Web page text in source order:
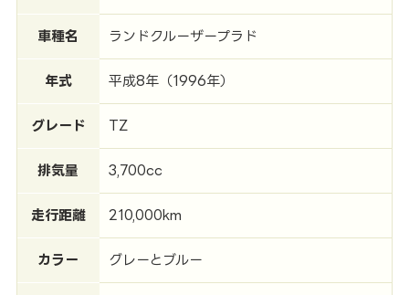
車種名 ランドクルーザープラド
年式 平成8年（1996年）
グレード TZ
排気量 3,700cc
走行距離 210,000km
カラー グレーとブルー